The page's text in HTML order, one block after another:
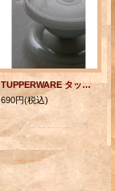
TUPPERWARE タッパーウェア デザートカップ(シール、スタンド付き） グレー 各1個
690円(税込)